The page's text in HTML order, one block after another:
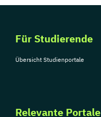
Für Studierende
Übersicht Studienportale
Relevante Portale